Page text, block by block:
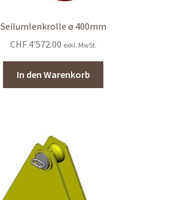
Seilumlenkrolle ø 400mm
CHF4'572.00 exkl. MwSt.
In den Warenkorb